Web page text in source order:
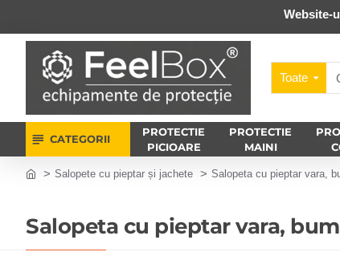
Website-
Toate
CATEGORII
PROTECTIE
PICIOARE
PROTECTIE
MAINI
Salopete cu pieptar și jachete Salopeta cu pieptar vara,
Salopeta cu pieptar vara,